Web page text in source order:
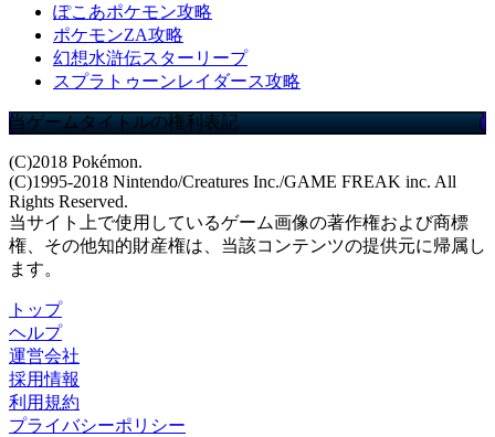
ぽこあポケモン攻略
ポケモンZA攻略
幻想水滸伝スターリープ
スプラトゥーンレイダース攻略
当ゲームタイトルの権利表記
(C)2018 Pokémon.
(C)1995-2018 Nintendo/Creatures Inc./GAME FREAK inc. All
Rights Reserved.
当サイト上で使用しているゲーム画像の著作権および商標
権、その他知的財産権は、当該コンテンツの提供元に帰属し
ます。
トップ
ヘルプ
運営会社
採用情報
利用規約
プライバシーポリシー